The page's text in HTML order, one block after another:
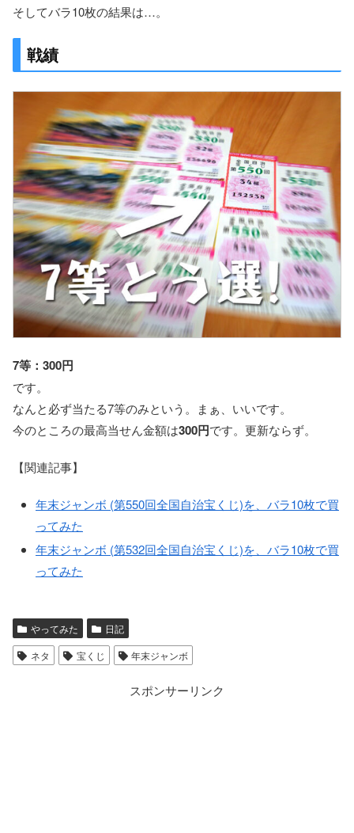
そしてバラ10枚の結果は…。
戦績
7等：300円
です。
なんと必ず当たる7等のみという。まぁ、いいです。
今のところの最高当せん金額は300円です。更新ならず。
【関連記事】
年末ジャンボ (第550回全国自治宝くじ)を、バラ10枚で買
ってみた
年末ジャンボ (第532回全国自治宝くじ)を、バラ10枚で買
ってみた
やってみた 日記
ネタ 宝くじ 年末ジャンボ
スポンサーリンク